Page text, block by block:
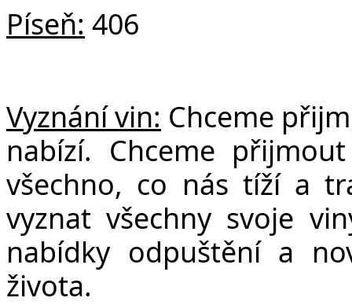
Píseň: 406
Vyznání vin: Chceme
nabízí. Chceme
všechno, co nás tíží a
vyznat všechny svoje
nabídky odpuštění a
života.